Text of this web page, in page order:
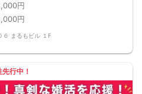
円
円
６ まるもビル １F
先行中！